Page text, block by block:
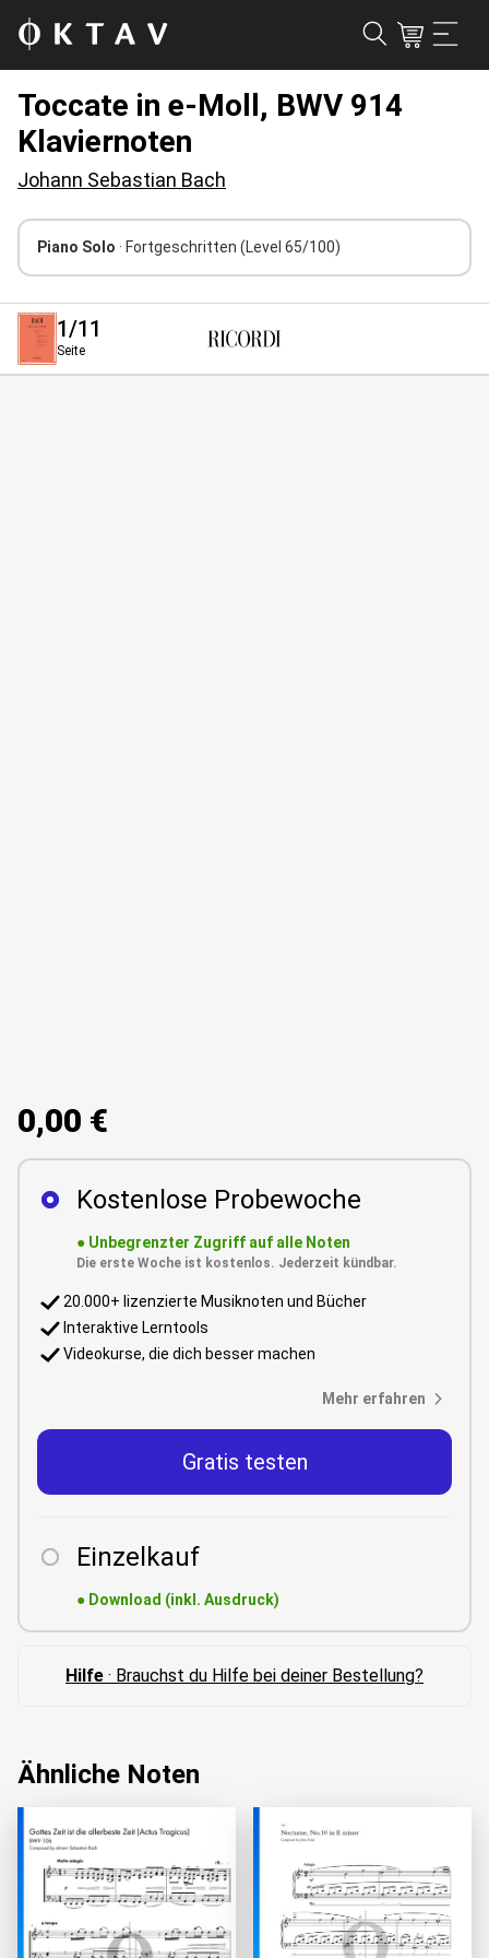
Toccate in e-Moll, BWV 914
Klaviernoten
Johann Sebastian Bach
Piano Solo · Fortgeschritten (Level 65/100)
1/11
Seite
0,00 €
Kostenlose Probewoche
● Unbegrenzter Zugriff auf alle Noten
Die erste Woche ist kostenlos. Jederzeit kündbar.
20.000+ lizenzierte Musiknoten und Bücher
Interaktive Lerntools
Videokurse, die dich besser machen
Mehr erfahren
Gratis testen
Einzelkauf
● Download (inkl. Ausdruck)
Hilfe · Brauchst du Hilfe bei deiner Bestellung?
Ähnliche Noten